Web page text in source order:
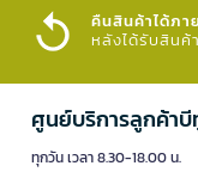
คืนสินค้าได้ภา
หลังได้รับสินค้
ศูนย์บริการลูกค้าบี
ทุกวัน เวลา 8.30-18.00 น.